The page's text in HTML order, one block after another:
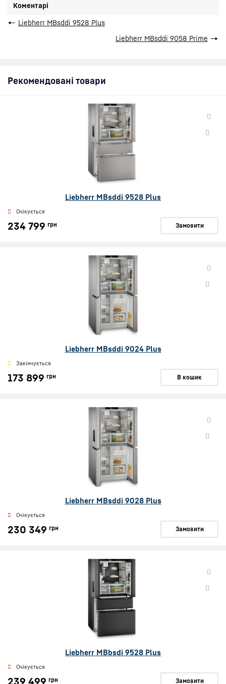
Коментарі
← Liebherr MBsddi 9528 Plus
Liebherr MBsddi 9058 Prime →
Рекомендовані товари
Liebherr MBsddi 9528 Plus
Очікується
234 799 грн Замовити
Liebherr MBsddi 9024 Plus
Закінчується
173 899 грн В кошик
Liebherr MBsddi 9028 Plus
Очікується
230 349 грн Замовити
Liebherr MBbsdi 9528 Plus
Очікується
239 499 грн Замовити